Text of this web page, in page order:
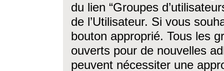
du lien “Groupes
de l’Utilisateur. Si vous
bouton approprié. Tous les
ouverts pour de nouvelles
peuvent nécessiter une